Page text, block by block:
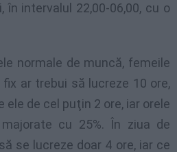
intervalul 22,00-06,00, cu o
normale de muncă, femeile
ar trebui să lucreze 10 ore,
ele de cel puţin 2 ore, iar orele
cu 25%. În ziua de
se lucreze doar 4 ore, iar ce